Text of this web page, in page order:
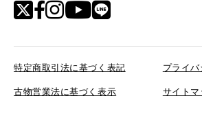
リクルート
特定商取引法に基づく表記 プライ
古物営業法に基づく表示 サイトマ